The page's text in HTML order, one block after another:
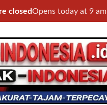
closedOpens today at 9 am